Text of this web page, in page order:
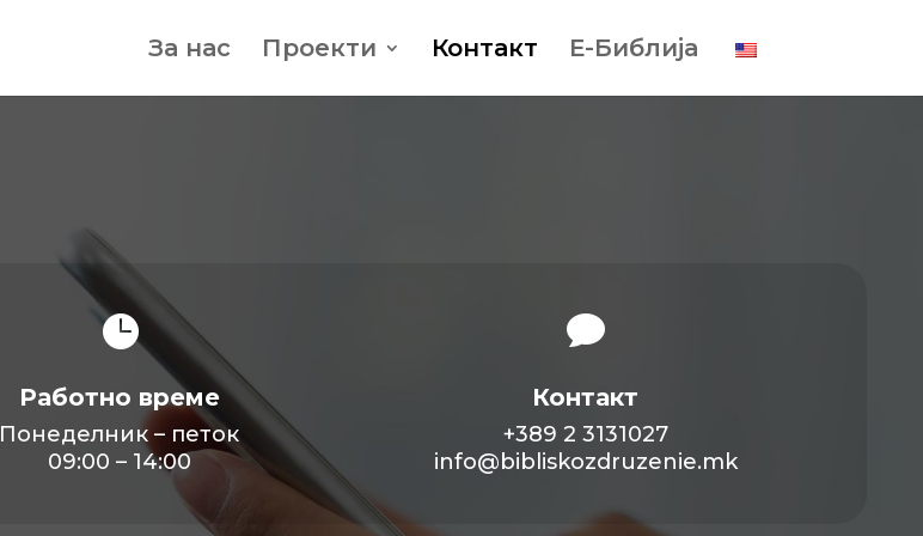
За нас Проекти Контакт Е-Библија

Работно време
Понеделник– петок
09:00 –14:00

Контакт
+389 2 3131027
info@bibliskozdruzenie.mk